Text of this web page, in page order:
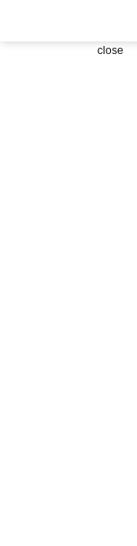
close